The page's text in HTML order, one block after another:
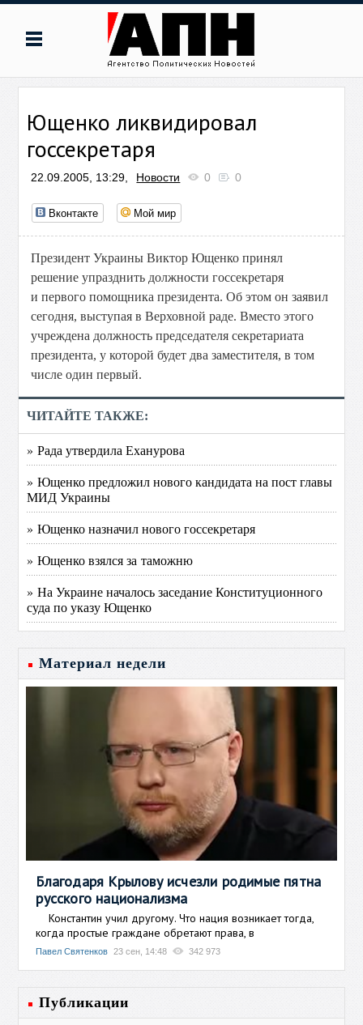
Ющенко ликвидировал
госсекретаря
22.09.2005, 13:29, Новости 0 0
Вконтакте Мой мир
Президент Украины Виктор Ющенко принял
решение упразднить должности госсекретаря
и первого помощника президента. Об этом он заявил
сегодня, выступая в Верховной раде. Вместо этого
учреждена должность председателя секретариата
президента, у которой будет два заместителя, в том
числе один первый.
ЧИТАЙТЕ ТАКЖЕ:
» Рада утвердила Еханурова
» Ющенко предложил нового кандидата на пост главы
МИД Украины
» Ющенко назначил нового госсекретаря
» Ющенко взялся за таможню
» На Украине началось заседание Конституционного
суда по указу Ющенко
Материал недели
Благодаря Крылову исчезли родимые пятна
русского национализма
Константин учил другому. Что нация возникает тогда,
когда простые граждане обретают права, в
Павел Святенков 23 сен, 14:48 342 973
Публикации